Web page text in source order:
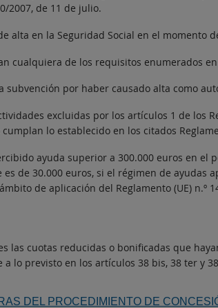
2007, de 11 de julio.
alta en la Seguridad Social en el momento
cualquiera de los requisitos enumerados
subvención por haber causado alta como
excluidas por los artículos 1 de los
lo establecido en los citados
ayuda superior a 300.000 euros en el
de 30.000 euros, si el régimen de ayudas
de aplicación del Reglamento (UE) n.º
las cuotas reducidas o bonificadas que
a lo previsto en los artículos 38 bis, 38 ter y
DEL PROCEDIMIENTO DE